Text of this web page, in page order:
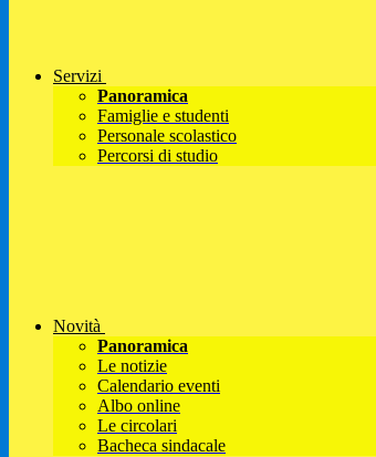
Servizi
Panoramica
Famiglie e studenti
Personale scolastico
Percorsi di studio
Novità
Panoramica
Le notizie
Calendario eventi
Albo online
Le circolari
Bacheca sindacale